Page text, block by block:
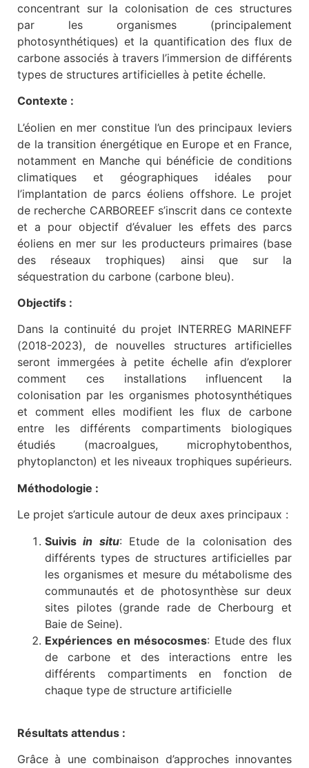
concentrant sur la colonisation de ces structures
par les organismes (principalement
photosynthétiques) et la quantification des flux de
carbone associés à travers l’immersion de différents
types de structures artificielles à petite échelle.
Contexte :
L’éolien en mer constitue l’un des principaux leviers
de la transition énergétique en Europe et en France,
notamment en Manche qui bénéficie de conditions
climatiques et géographiques idéales pour
l’implantation de parcs éoliens offshore. Le projet
de recherche CARBOREEF s’inscrit dans ce contexte
et a pour objectif d’évaluer les effets des parcs
éoliens en mer sur les producteurs primaires (base
des réseaux trophiques) ainsi que sur la
séquestration du carbone (carbone bleu).
Objectifs :
Dans la continuité du projet INTERREG MARINEFF
(2018-2023), de nouvelles structures artificielles
seront immergées à petite échelle afin d’explorer
comment ces installations influencent la
colonisation par les organismes photosynthétiques
et comment elles modifient les flux de carbone
entre les différents compartiments biologiques
étudiés (macroalgues, microphytobenthos,
phytoplancton) et les niveaux trophiques supérieurs.
Méthodologie :
Le projet s’articule autour de deux axes principaux :
Suivisin situ: Etude de la colonisation des
différents types de structures artificielles par
les organismes et mesure du métabolisme des
communautés et de photosynthèse sur deux
sites pilotes (grande rade de Cherbourg et
Baie de Seine).
Expériences en mésocosmes: Etude des flux
de carbone et des interactions entre les
différents compartiments en fonction de
chaque type de structure artificielle
Résultats attendus :
Grâce à une combinaison d’approches innovantes